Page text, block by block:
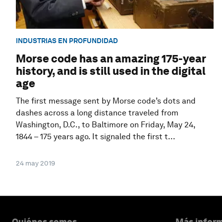
INDUSTRIAS EN PROFUNDIDAD
Morse code has an amazing 175-year
history, and is still used in the digital
age
The first message sent by Morse code’s dots and
dashes across a long distance traveled from
Washington, D.C., to Baltimore on Friday, May 24,
1844 – 175 years ago. It signaled the first t...
24 may 2019